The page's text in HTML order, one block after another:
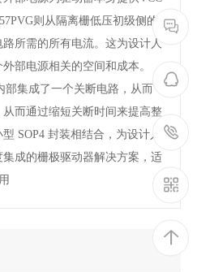
则从隔离栅低压初级侧的
所需的所有电流。这为设计人
部电源相关的空间和成本。
部集成了一个关断电路，从而
而通过缩短关断时间来提高整
SOP4 封装相结合，为设计人
成的栅极驱动器解决方案，适